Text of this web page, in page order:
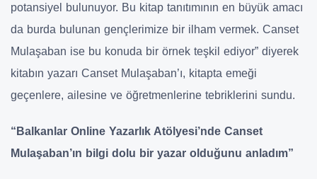
potansiyel bulunuyor. Bu kitap tanıtımının en büyük amacı
da burda bulunan gençlerimize bir ilham vermek. Canset
Mulaşaban ise bu konuda bir örnek teşkil ediyor” diyerek
kitabın yazarı Canset Mulaşaban’ı, kitapta emeği
geçenlere, ailesine ve öğretmenlerine tebriklerini sundu.
“Balkanlar Online Yazarlık Atölyesi’nde Canset
Mulaşaban’ın bilgi dolu bir yazar olduğunu anladım”